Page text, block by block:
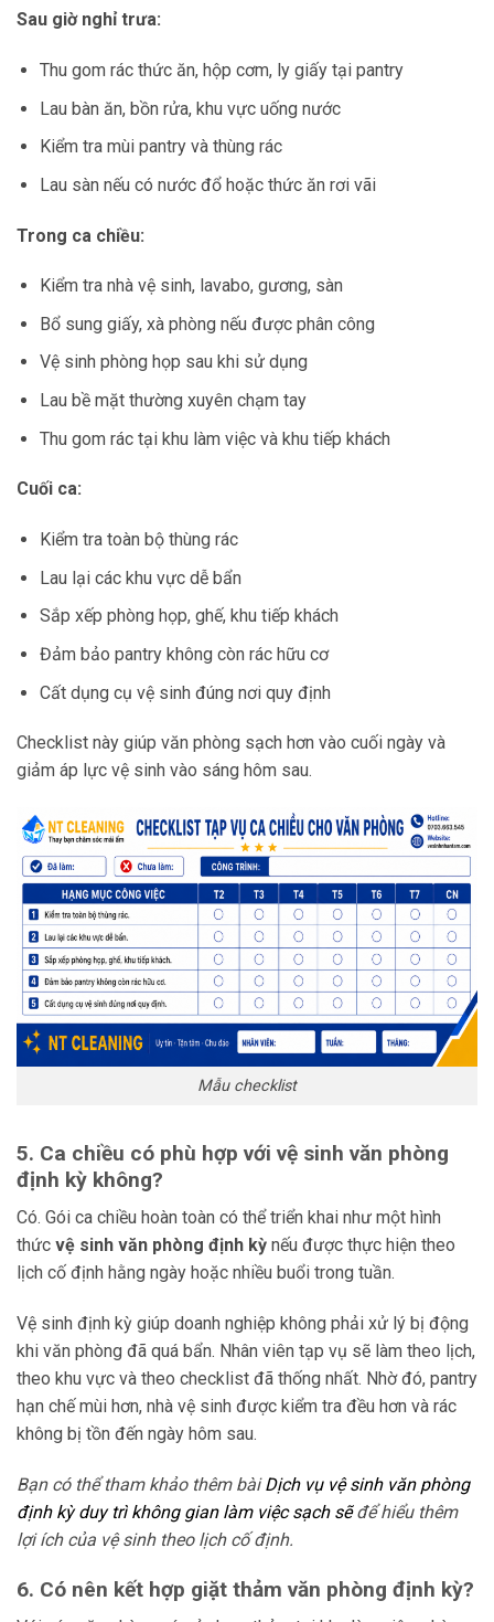
Sau giờ nghỉ trưa:
Thu gom rác thức ăn, hộp cơm, ly giấy tại pantry
Lau bàn ăn, bồn rửa, khu vực uống nước
Kiểm tra mùi pantry và thùng rác
Lau sàn nếu có nước đổ hoặc thức ăn rơi vãi
Trong ca chiều:
Kiểm tra nhà vệ sinh, lavabo, gương, sàn
Bổ sung giấy, xà phòng nếu được phân công
Vệ sinh phòng họp sau khi sử dụng
Lau bề mặt thường xuyên chạm tay
Thu gom rác tại khu làm việc và khu tiếp khách
Cuối ca:
Kiểm tra toàn bộ thùng rác
Lau lại các khu vực dễ bẩn
Sắp xếp phòng họp, ghế, khu tiếp khách
Đảm bảo pantry không còn rác hữu cơ
Cất dụng cụ vệ sinh đúng nơi quy định
Checklist này giúp văn phòng sạch hơn vào cuối ngày và
giảm áp lực vệ sinh vào sáng hôm sau.
Mẫu checklist
5. Ca chiều có phù hợp với vệ sinh văn phòng
định kỳ không?
Có. Gói ca chiều hoàn toàn có thể triển khai như một hình
thức vệ sinh văn phòng định kỳ nếu được thực hiện theo
lịch cố định hằng ngày hoặc nhiều buổi trong tuần.
Vệ sinh định kỳ giúp doanh nghiệp không phải xử lý bị động
khi văn phòng đã quá bẩn. Nhân viên tạp vụ sẽ làm theo lịch,
theo khu vực và theo checklist đã thống nhất. Nhờ đó, pantry
hạn chế mùi hơn, nhà vệ sinh được kiểm tra đều hơn và rác
không bị tồn đến ngày hôm sau.
Bạn có thể tham khảo thêm bài Dịch vụ vệ sinh văn phòng
định kỳ duy trì không gian làm việc sạch sẽđể hiểu thêm
lợi ích của vệ sinh theo lịch cố định.
6. Có nên kết hợp giặt thảm văn phòng định kỳ?